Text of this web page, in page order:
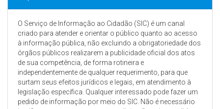
O Serviço de Informação ao Cidadão (SIC) é um canal
criado para atender e orientar o público quanto ao acesso
à informação pública, não excluindo a obrigatoriedade dos
órgãos públicos realizarem a publicidade oficial dos atos
de sua competência, de forma rotineira e
independentemente de qualquer requerimento, para que
surtam seus efeitos jurídicos e legais, em atendimento à
legislação específica. Qualquer interessado pode fazer um
pedido de informação por meio do SIC. Não é necessário